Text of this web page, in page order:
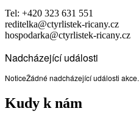
Tel: +420 323 631 551
reditelka@ctyrlistek-ricany.cz
hospodarka@ctyrlistek-ricany.cz
Nadcházející události
NoticeŽádné nadcházející události akce.
Kudy k nám